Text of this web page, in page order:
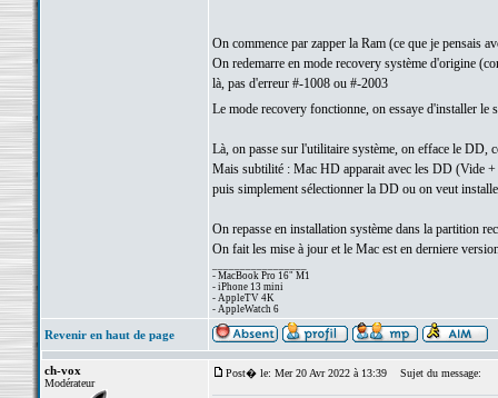
On commence par zapper la Ram (ce que je pensais
On redemarre en mode recovery système d'origine
là, pas d'erreur #-1008 ou #-2003
Le mode recovery fonctionne, on essaye d'installer
Là, on passe sur l'utilitaire système, on efface le DD,
Mais subtilité : Mac HD apparait avec les DD (Vide
puis simplement sélectionner la DD ou on veut
On repasse en installation système dans la partition
On fait les mise à jour et le Mac est en derniere
- MacBook Pro 16" M1
- iPhone 13 mini
- AppleTV 4K
- AppleWatch 6
Revenir en haut de page
ch-vox
Modérateur
Post� le: Mer 20 Avr 2022 à 13:39 Sujet du message: